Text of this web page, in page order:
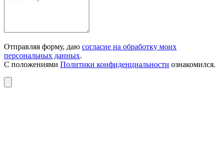
Отправляя форму, даю согласие на обработку моих
персональных данных.
С положениями Политики конфиденциальности ознакомился.